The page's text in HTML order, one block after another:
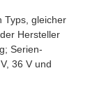
Typs, gleicher
Hersteller
Serien-
36 V und